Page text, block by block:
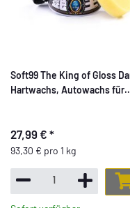
Soft99 The King of Gloss
Hartwachs, Autowachs für
Schwamm, 300gr
27,99 € *
93,30 € pro 1 kg